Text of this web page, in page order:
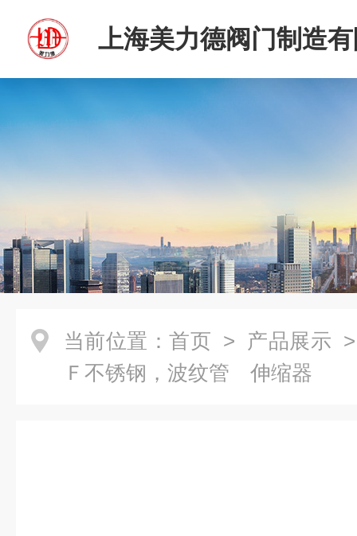
上海美力德阀门制造
当前位置： 首页 > 产品展示
Ｆ不锈钢，波纹管 伸缩器